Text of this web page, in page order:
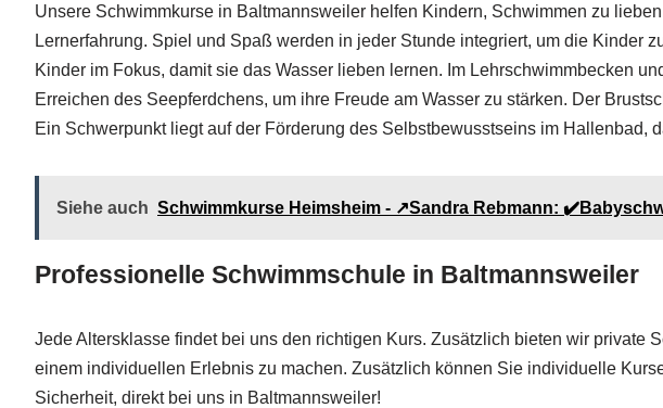
Unsere Schwimmkurse in Baltmannsweiler helfen Kindern, Schwimmen zu
Lernerfahrung. Spiel und Spaß werden in jeder Stunde integriert, um die Kinder
Kinder im Fokus, damit sie das Wasser lieben lernen. Im Lehrschwimmbecken
Erreichen des Seepferdchens, um ihre Freude am Wasser zu stärken. Der
Ein Schwerpunkt liegt auf der Förderung des Selbstbewusstseins im Hallenbad,
Siehe auch Schwimmkurse Heimsheim - ↗️Sandra Rebmann:
Professionelle Schwimmschule in Baltmannsweiler
Jede Altersklasse findet bei uns den richtigen Kurs. Zusätzlich bieten wir
einem individuellen Erlebnis zu machen. Zusätzlich können Sie individuelle
Sicherheit, direkt bei uns in Baltmannsweiler!